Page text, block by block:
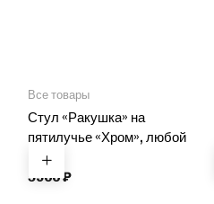
Все товары
Стул «Ракушка» на
пятилучье «Хром», любой
цвет
5900₽